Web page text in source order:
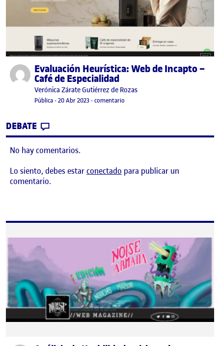
Publicado porEvaluación Heurística: Web de Incapto –
Café de Especialidad
Publicado por
Verónica Zárate Gutiérrez de Rozas
Visibilidad:
Pública-Fecha de publicación
20 Abr 202320 abril, 2023 12:45 pm
-comentario
DEBATE
No hay comentarios.
Lo siento, debes estarconectado para publicar un
comentario.